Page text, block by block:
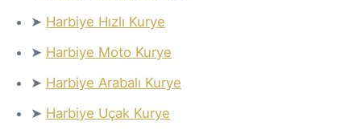
➤ Harbiye Hızlı Kurye
➤ Harbiye Moto Kurye
➤ Harbiye Arabalı Kurye
➤ Harbiye Uçak Kurye